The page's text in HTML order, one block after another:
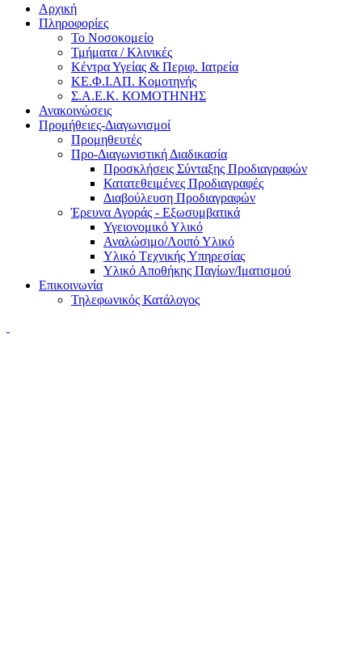
Αρχική
Πληροφορίες
Το Νοσοκομείο
Τμήματα / Κλινικές
Κέντρα Υγείας & Περιφ. Ιατρεία
ΚΕ.Φ.Ι.ΑΠ. Κομοτηνής
Σ.Α.Ε.Κ. ΚΟΜΟΤΗΝΗΣ
Ανακοινώσεις
Προμήθειες-Διαγωνισμοί
Προμηθευτές
Προ-Διαγωνιστική Διαδικασία
Προσκλήσεις Σύνταξης Προδιαγραφών
Κατατεθειμένες Προδιαγραφές
Διαβούλευση Προδιαγραφών
Έρευνα Αγοράς - Εξωσυμβατικά
Υγειονομικό Υλικό
Αναλώσιμο/Λοιπό Υλικό
Υλικό Tεχνικής Yπηρεσίας
Υλικό Αποθήκης Παγίων/Ιματισμού
Επικοινωνία
Τηλεφωνικός Κατάλογος